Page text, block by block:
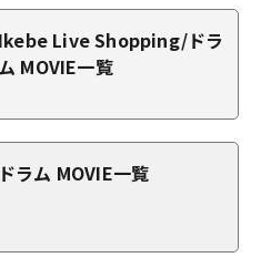
Ikebe Live Shopping/ドラ
ム MOVIE一覧
ドラム MOVIE一覧